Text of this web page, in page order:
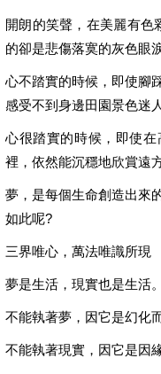
開朗的笑聲，在美麗有色
的卻是悲傷落寞的灰色眼淚
心不踏實的時候，即使腳
感受不到身邊田園景色迷
心很踏實的時候，即使
裡，依然能沉穩地欣賞遠
夢，是每個生命創造出來
如此呢?
三界唯心，萬法唯識所現
夢是生活，現實也是生活。
不能執著夢，因它是幻化
不能執著現實，因它是因